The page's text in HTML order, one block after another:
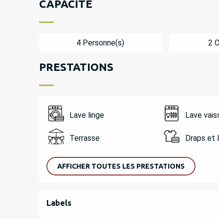
CAPACITÉ
4 Personne(s) 2
PRESTATIONS
Lave linge Lave
Terrasse Draps et
AFFICHER TOUTES LES PRESTATIONS
OFFRES DE
Labels
Labels